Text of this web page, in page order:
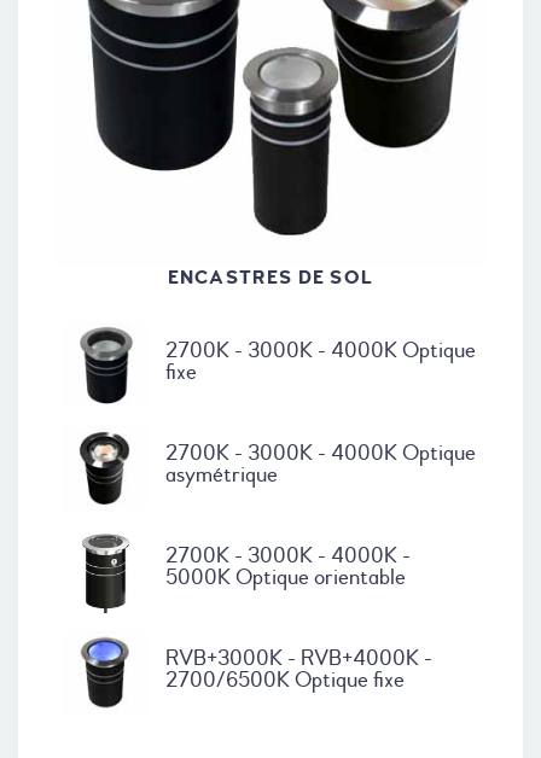
ENCASTRES DE SOL
2700K - 3000K - 4000K Optique
fixe
2700K - 3000K - 4000K Optique
asymétrique
2700K - 3000K - 4000K -
5000K Optique orientable
RVB+3000K - RVB+4000K -
2700/6500K Optique fixe